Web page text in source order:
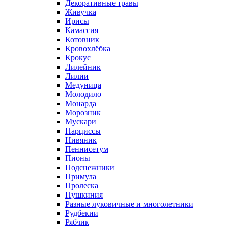
Декоративные травы
Живучка
Ирисы
Камассия
Котовник
Кровохлёбка
Крокус
Лилейник
Лилии
Медуница
Молодило
Монарда
Морозник
Мускари
Нарциссы
Нивяник
Пеннисетум
Пионы
Подснежники
Примула
Пролеска
Пушкиния
Разные луковичные и многолетники
Рудбекии
Рябчик